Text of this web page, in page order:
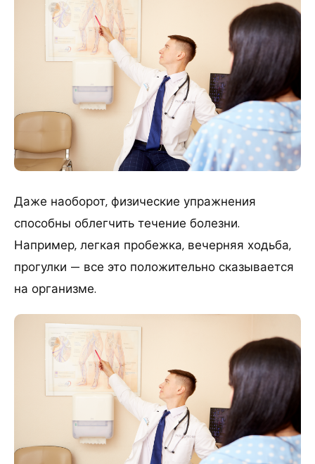
Даже наоборот, физические упражнения
способны облегчить течение болезни.
Например, легкая пробежка, вечерняя ходьба,
прогулки — все это положительно сказывается
на организме.